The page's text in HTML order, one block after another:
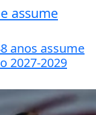
assume
anos assume
2027-2029